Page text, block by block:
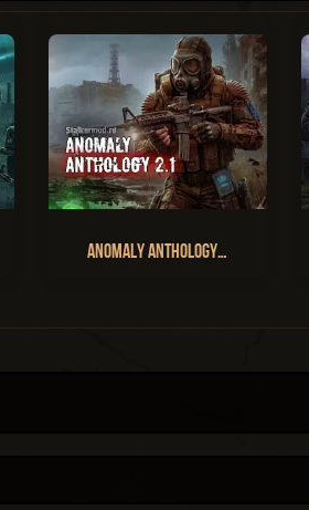
Anomaly Anthology…